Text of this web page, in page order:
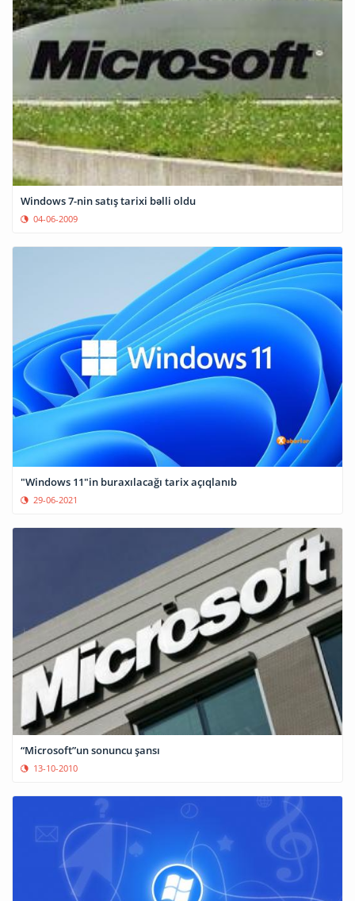
Windows 7-nin satış tarixi bəlli oldu
04-06-2009
"Windows 11"in buraxılacağı tarix açıqlanıb
29-06-2021
“Microsoft”un sonuncu şansı
13-10-2010